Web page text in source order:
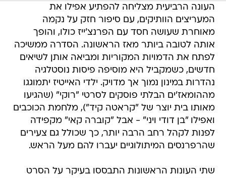
העונה הרביעית מצליחה להפתיע אפילו את
המעריצים הוותיקים, עם סיפור חזק על נקמה
מאוחרת שעושה חסד עם הפרנצ'ייז כולו, והופך
אותה לטובה ביותר מאז הראשונה. הסדרה ממשיכה
לפתח את הדמויות המקוריות ומביאה אותן לשיאים
חדשים, כשמקביל היא מוסיפה פיסות נוסטלגיה
נהדרות במינון נמוך אך מדויק. ילדי האייטיז יתמוגגו
מההומאז'ים הבלתי פוסקים לסרטי "רוקי" (שהגיעו
מאותו בית יוצר של "קראטה קיד"), מלחמת הכוכבים
ואפילו "בן דודי ויני" - אבל "קוברה קאי" מקפידה
לפנות לקהל רחב הרבה יותר, כך שכולל גם צעירים
שהרפרנסים המיתולוגיים יעברו להם מעל הראש.
שתי העונות הראשונות התבססו בעיקר על הסרט